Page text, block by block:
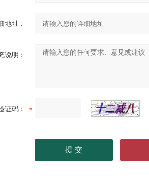
地址：
说明：
证码：